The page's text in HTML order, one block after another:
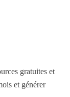
gratuites et
et générer